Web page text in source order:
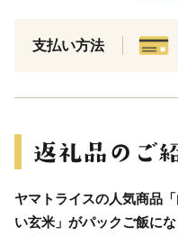
支払い方法
ヤマトライスの人気商品
い玄米」がパックご飯にな